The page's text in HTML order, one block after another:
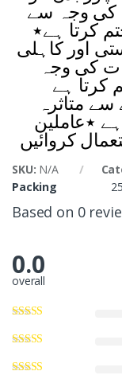
کی وجہ سے
کرتا ہے٭
اور کاہلی
کی وجہ
کرتا ہے
سے متاثرہ
٭عاملین
کروائیں
SKU: N/A
Packing
Based on 0
0.0
overall